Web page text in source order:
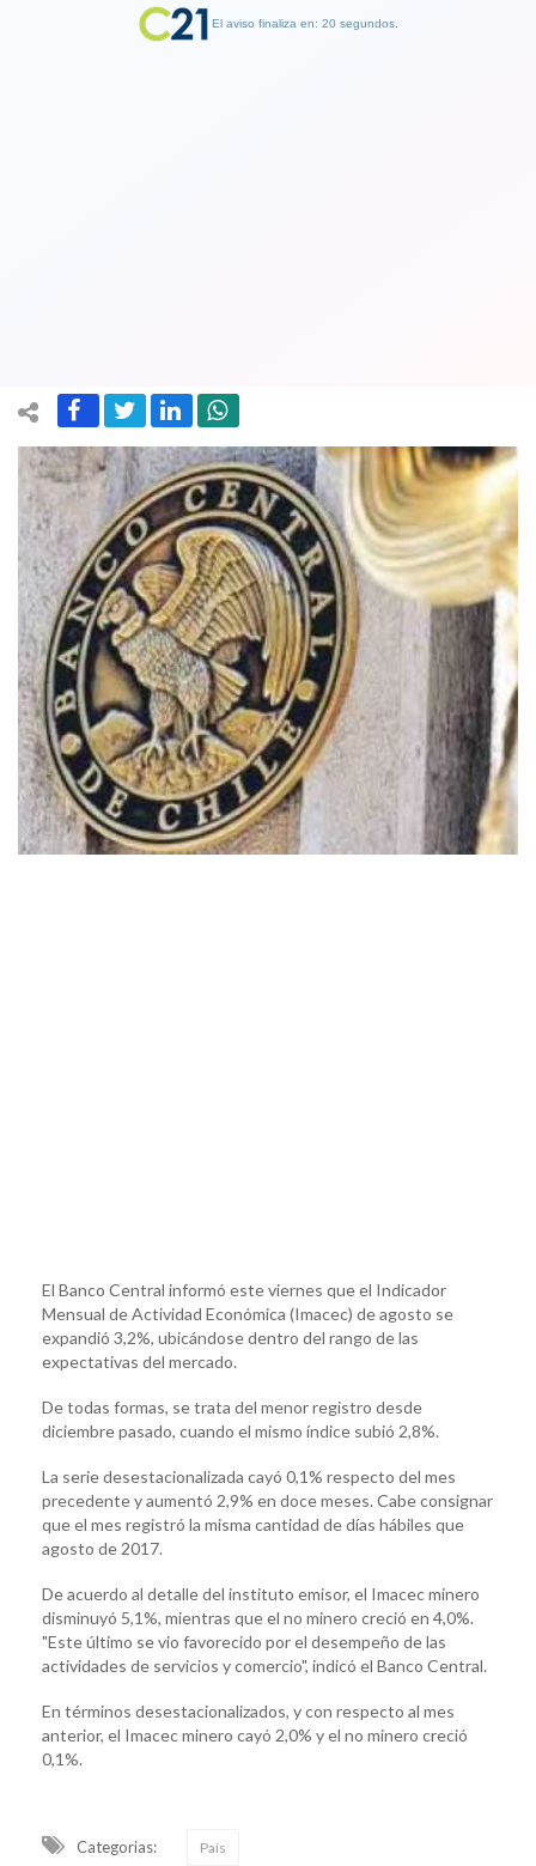
El Banco Central informó este viernes que el Indicador
Mensual de Actividad Económica (Imacec) de agosto se
expandió 3,2%, ubicándose dentro del rango de las
expectativas del mercado.
De todas formas, se trata del menor registro desde
diciembre pasado, cuando el mismo índice subió 2,8%.
La serie desestacionalizada cayó 0,1% respecto del mes
precedente y aumentó 2,9% en doce meses. Cabe consignar
que el mes registró la misma cantidad de días hábiles que
agosto de 2017.
De acuerdo al detalle del instituto emisor, el Imacec minero
disminuyó 5,1%, mientras que el no minero creció en 4,0%.
"Este último se vio favorecido por el desempeño de las
actividades de servicios y comercio", indicó el Banco Central.
En términos desestacionalizados, y con respecto al mes
anterior, el Imacec minero cayó 2,0% y el no minero creció
0,1%.
Categorias: País
El aviso finaliza en: 19 segundos.